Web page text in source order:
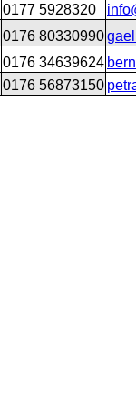
0177 5928320
0176 80330990
0176 34639624
0176 56873150